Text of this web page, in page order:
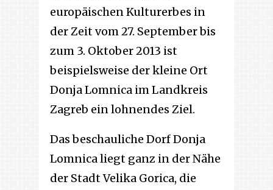
europäischen Kulturerbes in
der Zeit vom 27. September bis
zum 3. Oktober 2013 ist
beispielsweise der kleine Ort
Donja Lomnica im Landkreis
Zagreb ein lohnendes Ziel.
Das beschauliche Dorf Donja
Lomnica liegt ganz in der Nähe
der Stadt Velika Gorica, die